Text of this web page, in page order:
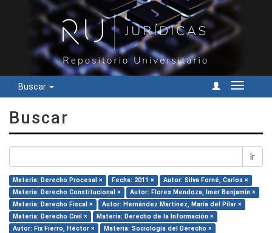
Buscar
Cambiar
Buscar
Ir
Materia: Derecho Procesal × Fecha: 2011 ×
Autor: Silva Forné, Carlos ×
Materia: Derecho Constitucional ×
Autor: Flores Mendoza, Imer Benjamín ×
Materia: Derecho Fiscal ×
Autor: Hernández Martínez, María del Pilar ×
Materia: Derecho Civil ×
Materia: Derecho de la Información ×
Autor: Fix Fierro, Héctor ×
Materia: Sociología del Derecho ×